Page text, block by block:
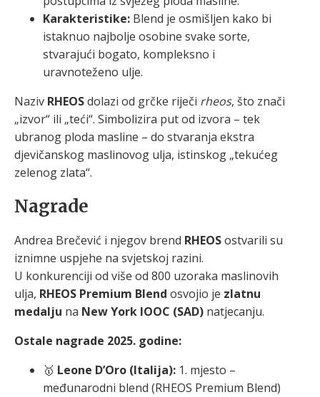
Karakteristike: Blend je osmišljen kako bi
istaknuo najbolje osobine svake sorte,
stvarajući bogato, kompleksno i
uravnoteženo ulje.
Naziv RHEOSdolazi od grčke riječi rheos, što znači
„izvor“ ili „teći“. Simbolizira put od izvora – tek
ubranog ploda masline – do stvaranja ekstra
djevičanskog maslinovog ulja, istinskog „tekućeg
zelenog zlata“.
Nagrade
Andrea Brečević i njegov brend RHEOSostvarili su
iznimne uspjehe na svjetskoj razini.
U konkurenciji od više od 800 uzoraka maslinovih
ulja, RHEOS Premium Blend osvojio je zlatnu
medalju na New York IOOC (SAD) natjecanju.
Ostale nagrade 2025. godine:
🥇 Leone D’Oro (Italija): 1. mjesto –
međunarodni blend (RHEOS Premium Blend)